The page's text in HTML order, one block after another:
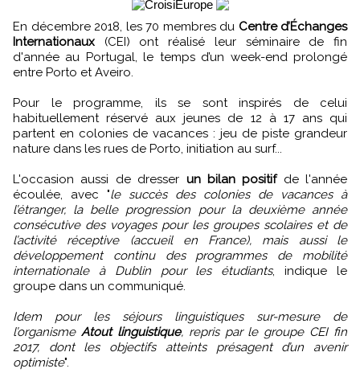
En décembre 2018, les 70 membres du Centre d’Échanges
Internationaux (CEI) ont réalisé leur séminaire de fin
d'année au Portugal, le temps d’un week-end prolongé
entre Porto et Aveiro.
Pour le programme, ils se sont inspirés de celui
habituellement réservé aux jeunes de 12 à 17 ans qui
partent en colonies de vacances : jeu de piste grandeur
nature dans les rues de Porto, initiation au surf...
L'occasion aussi de dresser un bilan positifde l'année
écoulée, avec "le succès des colonies de vacances à
l’étranger, la belle progression pour la deuxième année
consécutive des voyages pour les groupes scolaires et de
l’activité réceptive (accueil en France), mais aussi le
développement continu des programmes de mobilité
internationale à Dublin pour les étudiants, indique le
groupe dans un communiqué.
Idem pour les séjours linguistiques sur-mesure de
l’organisme Atout linguistique, repris par le groupe CEI fin
2017, dont les objectifs atteints présagent d’un avenir
optimiste".